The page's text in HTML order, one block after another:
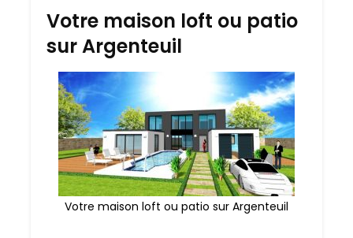
Votre maison loft ou patio
sur Argenteuil
Votre maison loft ou patio sur Argenteuil